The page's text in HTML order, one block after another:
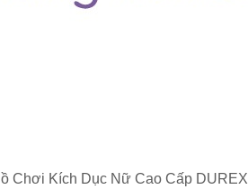
Chơi Kích Dục Nữ Cao Cấp DUREX